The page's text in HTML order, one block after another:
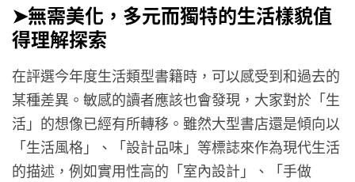
➤無需美化，多元而獨特的生活樣貌值
得理解探索
在評選今年度生活類型書籍時，可以感受到和過去的
某種差異。敏感的讀者應該也會發現，大家對於「生
活」的想像已經有所轉移。雖然大型書店還是傾向以
「生活風格」、「設計品味」等標誌來作為現代生活
的描述，例如實用性高的「室內設計」、「手做